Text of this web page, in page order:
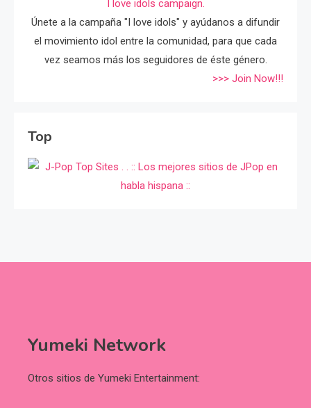
I love idols campaign.
Únete a la campaña "I love idols" y ayúdanos a difundir
el movimiento idol entre la comunidad, para que cada
vez seamos más los seguidores de éste género.
>>> Join Now!!!
Top
Yumeki Network
Otros sitios de Yumeki Entertainment: